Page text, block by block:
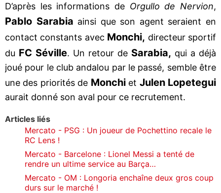
D’après les informations de Orgullo de Nervion,
Pablo Sarabia ainsi que son agent seraient en
contact constants avec Monchi, directeur sportif
du FC Séville. Un retour de Sarabia, qui a déjà
joué pour le club andalou par le passé, semble être
une des priorités de Monchiet Julen Lopetegui
aurait donné son aval pour ce recrutement.
Articles liés
Mercato - PSG : Un joueur de Pochettino recale le
RC Lens !
Mercato - Barcelone : Lionel Messi a tenté de
rendre un ultime service au Barça…
Mercato - OM : Longoria enchaîne deux gros coup
durs sur le marché !